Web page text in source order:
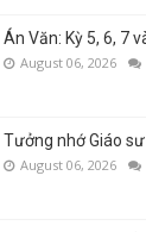
Án Văn: Kỳ 5, 6, 7
August 06, 2026
Tưởng nhớ Giáo
August 06, 2026